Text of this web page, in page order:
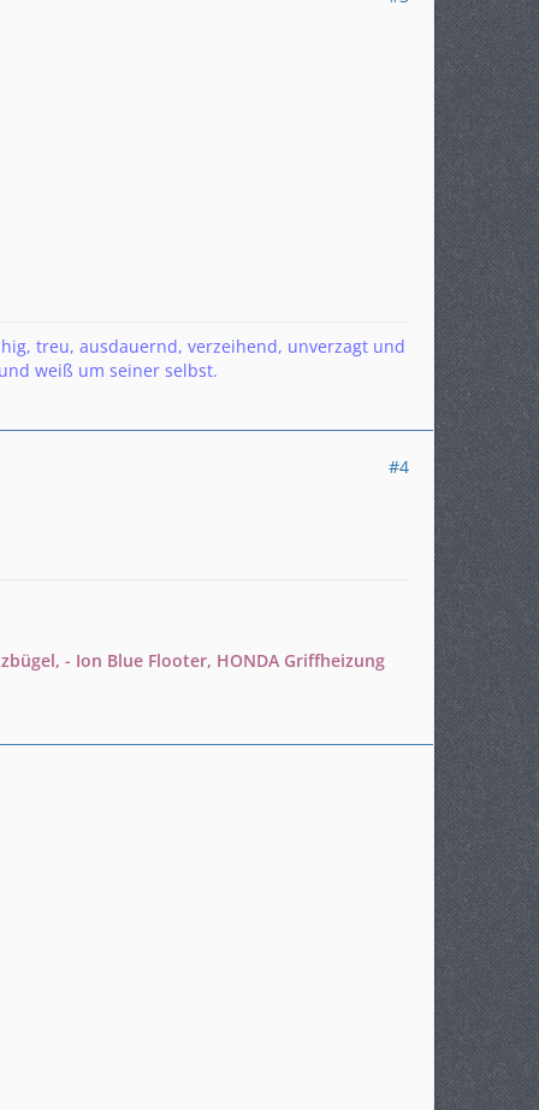
treu, ausdauernd, verzeihend, unverzagt und
weiß um seiner selbst.
#4
- Ion Blue Flooter, HONDA Griffheizung